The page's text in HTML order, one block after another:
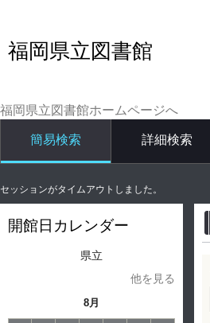
福岡県立図書館
福岡県立図書館ホームページへ
簡易検索 詳細検索
セッションがタイムアウトしました。
開館日カレンダー
県立
他を見る
8月